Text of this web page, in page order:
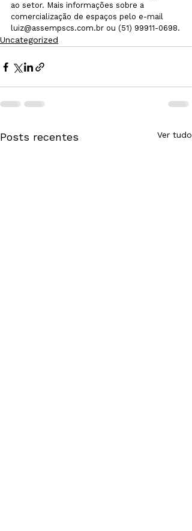
ao setor. Mais informações sobre a
comercialização de espaços pelo e-mail
luiz@assempscs.com.br ou (51) 99911-0698.
Uncategorized
Posts recentes Ver tudo